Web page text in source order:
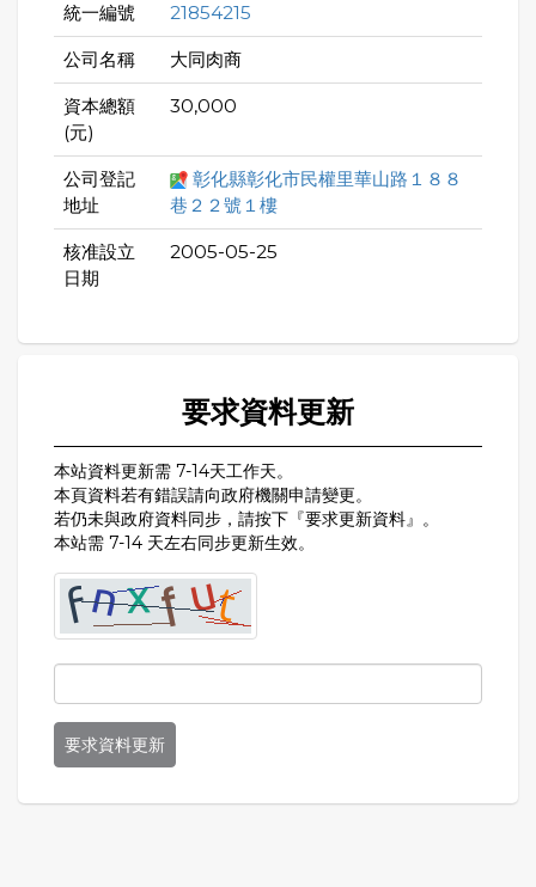
統一編號 21854215
公司名稱 大同肉商
資本總額
(元)
30,000
公司登記
地址
彰化縣彰化市民權里華山路１８８
巷２２號１樓
核准設立
日期
2005-05-25
要求資料更新
本站資料更新需 7-14天工作天。
本頁資料若有錯誤請向政府機關申請變更。
若仍未與政府資料同步，請按下『要求更新資料』。
本站需 7-14 天左右同步更新生效。
要求資料更新